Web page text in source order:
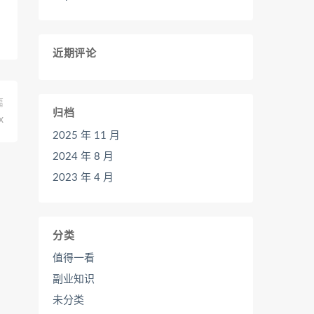
近期评论
归档
2025 年 11 月
2024 年 8 月
2023 年 4 月
分类
值得一看
副业知识
未分类